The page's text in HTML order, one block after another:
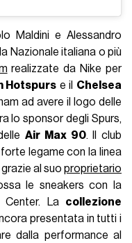
Maldini e Alessandro
Nazionale italiana o più
realizzate da Nike per
Hotspurs e il Chelsea
ad avere il logo delle
lo sponsor degli Spurs,
Air Max 90. Il club
legame con la linea
al suo proprietario
le sneakers con la
Center. La collezione
presentata in tutti i
dalla performance al